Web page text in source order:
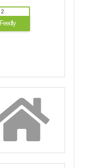
Feedly
2